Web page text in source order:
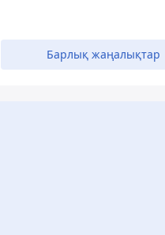
Барлық жаңалықтар